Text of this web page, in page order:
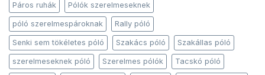
Páros ruhák Pólók szerelmeseknek
póló szerelmespároknak Rally póló
Senki sem tökéletes póló Szakács póló Szakállas póló
szerelmeseknek póló Szerelmes pólók Tacskó póló